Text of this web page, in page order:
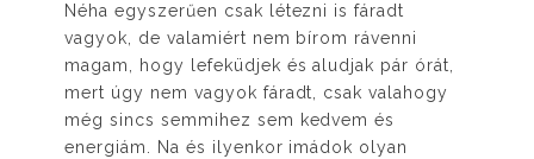
Néha egyszerűen csak létezni is fáradt
vagyok, de valamiért nem bírom rávenni
magam, hogy lefeküdjek és aludjak pár órát,
mert úgy nem vagyok fáradt, csak valahogy
még sincs semmihez sem kedvem és
energiám. Na és ilyenkor imádok olyan